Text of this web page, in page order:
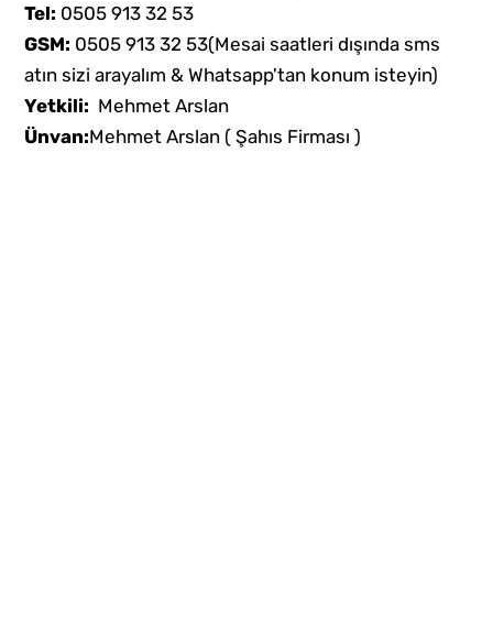
Tel: 0505 913 32 53
GSM: 0505 913 32 53(Mesai saatleri dışında sms
atın sizi arayalım & Whatsapp'tan konum isteyin)
Yetkili: Mehmet Arslan
Ünvan:Mehmet Arslan ( Şahıs Firması )